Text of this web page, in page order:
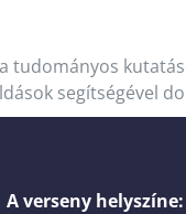
tudományos
segítségével
A verseny